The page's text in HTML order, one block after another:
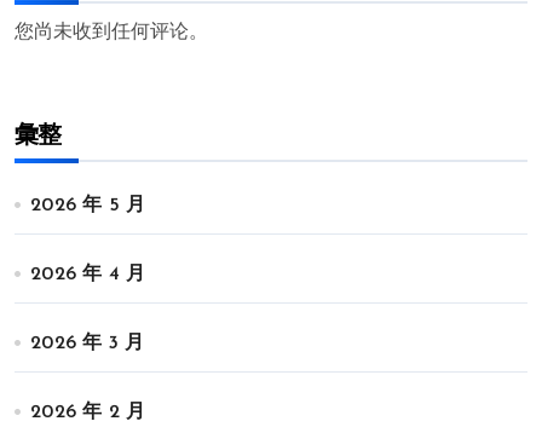
您尚未收到任何评论。
彙整
2026 年 5 月
2026 年 4 月
2026 年 3 月
2026 年 2 月